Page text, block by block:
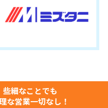
細なことでも
な営業一切なし！